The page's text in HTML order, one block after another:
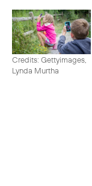
Credits: Gettyimages,
Lynda Murtha